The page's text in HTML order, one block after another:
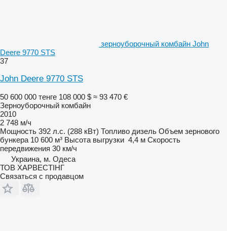
зерноуборочный комбайн John
Deere 9770 STS
37
John Deere 9770 STS
50 600 000 тенге 108 000 $ ≈ 93 470 €
Зерноуборочный комбайн
2010
2 748 м/ч
Мощность 392 л.с. (288 кВт) Топливо дизель Объем зернового
бункера 10 600 м³ Высота выгрузки 4,4 м Скорость
передвижения 30 км/ч
Украина, м. Одеса
ТОВ ХАРВЕСТІНГ
Связаться с продавцом